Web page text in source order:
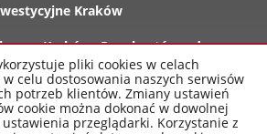
Kraków
Kraków Rynek wtórny domy
pliki cookies w celach
celu dostosowania naszych serwisów
potrzeb klientów. Zmiany ustawień
cookie można dokonać w dowolnej
przeglądarki. Korzystanie z